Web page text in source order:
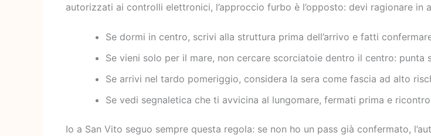
autorizzati ai controlli elettronici, l’approccio furbo è l’opposto: devi ragionare in
Se dormi in centro, scrivi alla struttura prima dell’arrivo e fatti
Se vieni solo per il mare, non cercare scorciatoie dentro il centro: punta
Se arrivi nel tardo pomeriggio, considera la sera come fascia ad alto
Se vedi segnaletica che ti avvicina al lungomare, fermati prima e
Io a San Vito seguo sempre questa regola: se non ho un pass già confermato,